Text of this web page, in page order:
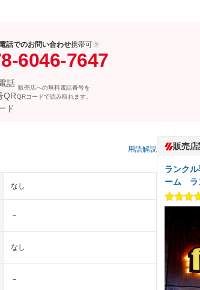
電話でのお問い合わせ携帯可
6046-7647
販売店への無料電話番号を
QRコードで読み取れます。
用語解説
なし
－
なし
－
販売
ランク
ーム ラ